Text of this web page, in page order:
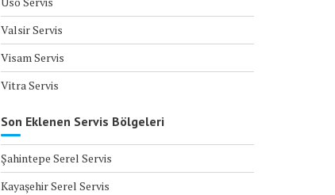
Valsir Servis
Visam Servis
Vitra Servis
Son Eklenen Servis Bölgeleri
Şahintepe Serel Servis
Kayaşehir Serel Servis